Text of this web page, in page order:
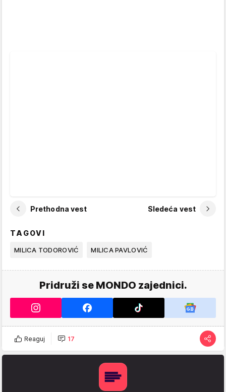
Prethodna vest Sledeća vest
TAGOVI
MILICA TODOROVIĆ MILICA PAVLOVIĆ
Pridruži se MONDO zajednici.
Reaguj 17